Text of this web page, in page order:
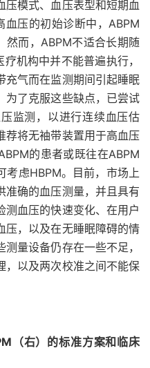
压模式、血压表型和短期血
压的初始诊断中，ABPM
然而，ABPM不适合长期随
机构中并不能普遍执行，
充气而在监测期间引起睡眠
为了克服这些缺点，已尝试
监测，以进行连续血压估
荐将无袖带装置用于高血压
的患者或既往在ABPM
考虑HBPM。目前，市场上
准确的血压测量，并且具有
测血压的快速变化、在用户
压，以及在无睡眠障碍的情
量设备仍存在一些不足，
，以及两次校准之间不能保
（右）的标准方案和临床